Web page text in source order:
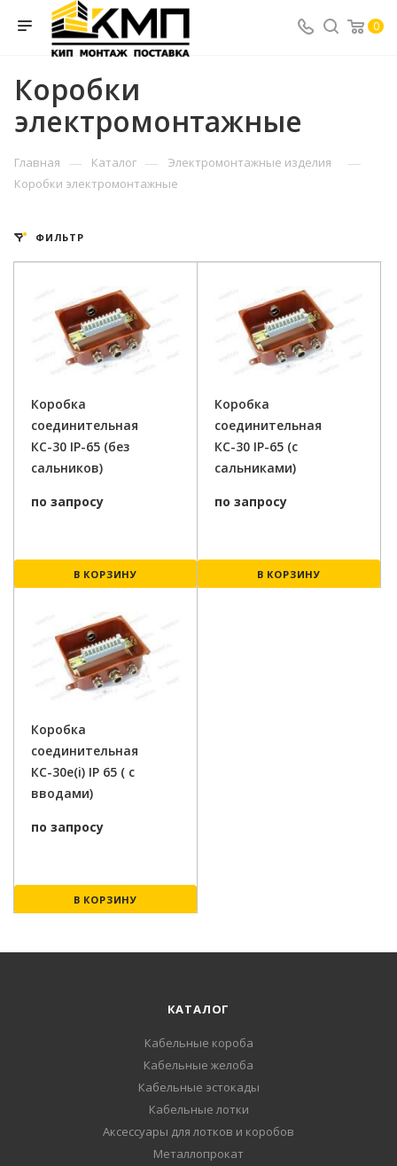
0
Коробки
электромонтажные
Главная — Каталог — Электромонтажные изделия —
Коробки электромонтажные
ФИЛЬТР
Коробка
соединительная
КС-30 IP-65 (без
сальников)
по запросу
В КОРЗИНУ
Коробка
соединительная
КС-30 IP-65 (с
сальниками)
по запросу
В КОРЗИНУ
Коробка
соединительная
КС-30e(i) IP 65 ( с
вводами)
по запросу
В КОРЗИНУ
КАТАЛОГ
Кабельные короба
Кабельные желоба
Кабельные эстокады
Кабельные лотки
Аксессуары для лотков и коробов
Металлопрокат